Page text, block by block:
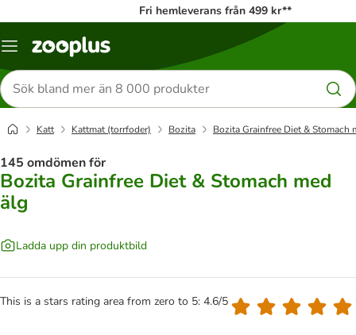
Fri hemleverans från 499 kr**
Katalogmeny
Sök
efter
produkter
Katt Kattmat (torrfoder) Bozita Bozita Grainfree Diet & Stomach
145 omdömen för
Bozita Grainfree Diet & Stomach med
älg
Ladda upp din produktbild
This is a stars rating area from zero to 5: 4.6/5